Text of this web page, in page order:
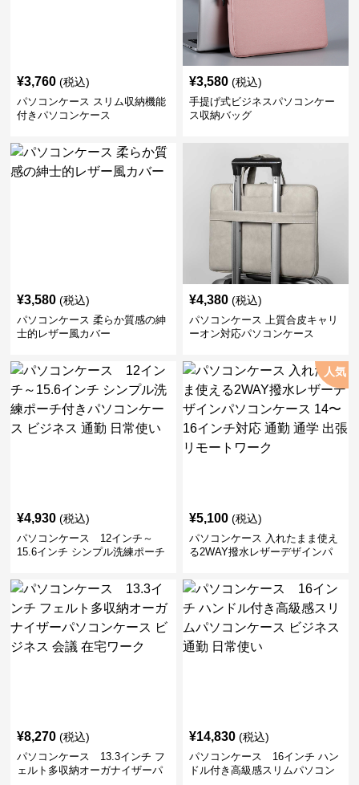
¥3,760 (税込)
パソコンケース スリム収納機能
付きパソコンケース
¥3,580 (税込)
手提げ式ビジネスパソコンケー
ス収納バッグ
¥3,580 (税込)
パソコンケース 柔らか質感の紳
士的レザー風カバー
¥4,380 (税込)
パソコンケース 上質合皮キャリ
ーオン対応パソコンケース
¥4,930 (税込)
パソコンケース 12インチ～
15.6インチ シンプル洗練ポーチ
勤 日常使い
人気
¥5,100 (税込)
パソコンケース 入れたまま使え
る2WAY撥水レザーデザインパ
通勤 通学 出張 リモートワーク
¥8,270 (税込)
パソコンケース 13.3インチ フ
ェルト多収納オーガナイザーパ
¥14,830 (税込)
パソコンケース 16インチ ハン
ドル付き高級感スリムパソコン